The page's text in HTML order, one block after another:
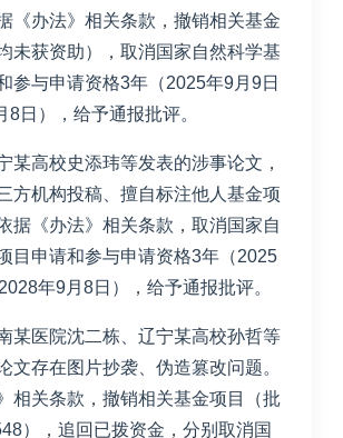
《办法》相关条款，撤销相关基金
未获资助），取消国家自然科学基
参与申请资格3年（2025年9月9日
8日），给予通报批评。
某高校史添玮等发表的涉事论文，
方机构投稿、擅自标注他人基金项
据《办法》相关条款，取消国家自
目申请和参与申请资格3年（2025
年9月8日），给予通报批评。
某医院沈二栋、辽宁某高校孙哲等
文存在图片抄袭、伪造篡改问题。
相关条款，撤销相关基金项目（批
），追回已拨资金，分别取消国